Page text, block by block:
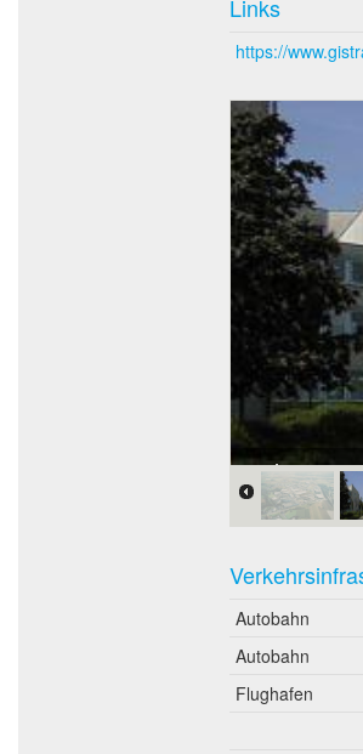
Links
https://
Autobahn
Autobahn
Flughafen